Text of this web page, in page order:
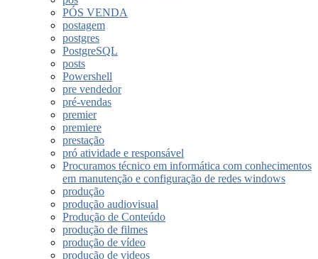
PÓS VENDA
postagem
postgres
PostgreSQL
posts
Powershell
pre vendedor
pré-vendas
premier
premiere
prestação
pró atividade e responsável
Procuramos técnico em informática com conhecimentos
em manutenção e configuração de redes windows
produção
produção audiovisual
Produção de Conteúdo
produção de filmes
produção de vídeo
produção de videos